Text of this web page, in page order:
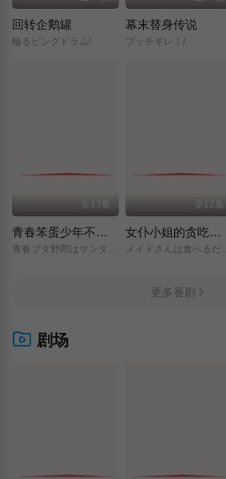
回转企鹅罐
輪るピングドラム/
幕末替身传说
ブッチギレ！/
全13集
青春笨蛋少年不做圣诞服女郎的梦
全12集
女仆小姐的贪吃日常
メイドさんは食べるだけ/
更多番剧
剧场